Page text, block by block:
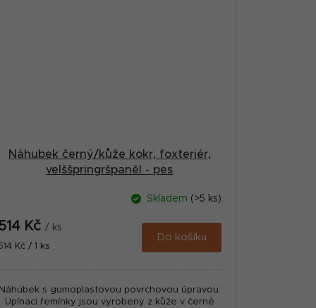
Náhubek černý/kůže kokr, foxteriér,
velššpringršpaněl - pes
Skladem (>5 ks)
Kč / ks
Kč / 1 ks
Do košíku
s gumoplastovou povrchovou úpravou.
Upínací řemínky jsou vyrobeny z kůže v černé